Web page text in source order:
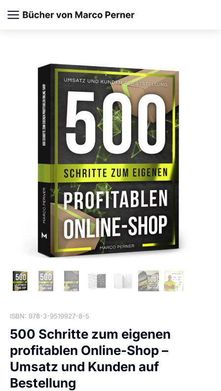
ISBN: 978-3-9519927-8-5
500 Schritte zum eigenen
profitablen Online-Shop –
Umsatz und Kunden auf
Bestellung